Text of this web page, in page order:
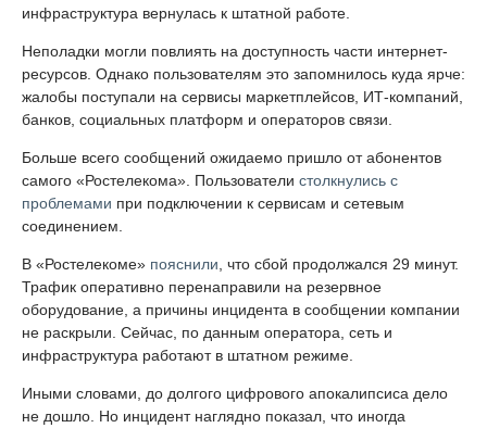
инфраструктура вернулась к штатной работе.
Неполадки могли повлиять на доступность части интернет-
ресурсов. Однако пользователям это запомнилось куда ярче:
жалобы поступали на сервисы маркетплейсов, ИТ-компаний,
банков, социальных платформ и операторов связи.
Больше всего сообщений ожидаемо пришло от абонентов
самого «Ростелекома». Пользователи столкнулись с
проблемами при подключении к сервисам и сетевым
соединением.
В «Ростелекоме» пояснили , что сбой продолжался 29 минут.
Трафик оперативно перенаправили на резервное
оборудование, а причины инцидента в сообщении компании
не раскрыли. Сейчас, по данным оператора, сеть и
инфраструктура работают в штатном режиме.
Иными словами, до долгого цифрового апокалипсиса дело
не дошло. Но инцидент наглядно показал, что иногда